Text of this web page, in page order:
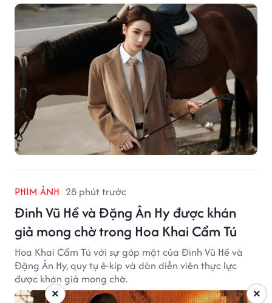
PHIM ẢNH 28 phút trước
Đinh Vũ Hề và Đặng Ân Hy được khán
giả mong chờ trong Hoa Khai Cẩm Tú
Hoa Khai Cẩm Tú với sự góp mặt của Đinh Vũ Hề và
Đặng Ân Hy, quy tụ ê-kíp và dàn diễn viên thực lực
được khán giả mong chờ.
×
×